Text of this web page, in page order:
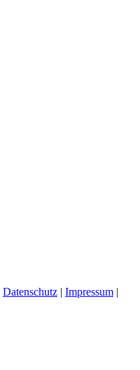
Datenschutz | Impressum |